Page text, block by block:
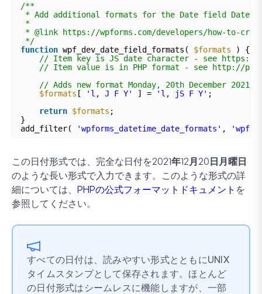
/**
* Add additional formats for the Date field Date
*
* @link https://wpforms.com/developers/how-to-
*/
function wpf_dev_date_field_formats( $formats
) {
// Item key is JS date character - see
// Item value is in PHP format - see http://
// Adds new format Monday, 20th December 2021
$formats [ 'l, J F Y' ] = 'l, jS F Y' ;
return $formats ;
}
add_filter(
'wpforms_datetime_date_formats' ,
この日付形式では、完全な日付を2021年12月20日月曜日
のような長い形式で入力できます。このような形式の詳
細については、 PHPの公式フォーマットドキュメント を
参照してください。
すべての日付は、読みやすい形式とともにUNIX
タイムスタンプとして保存されます。ほとんど
の日付形式はシームレスに機能しますが、一部